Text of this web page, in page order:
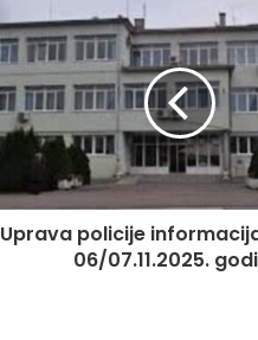
Uprava policije
06/07.11.2025.